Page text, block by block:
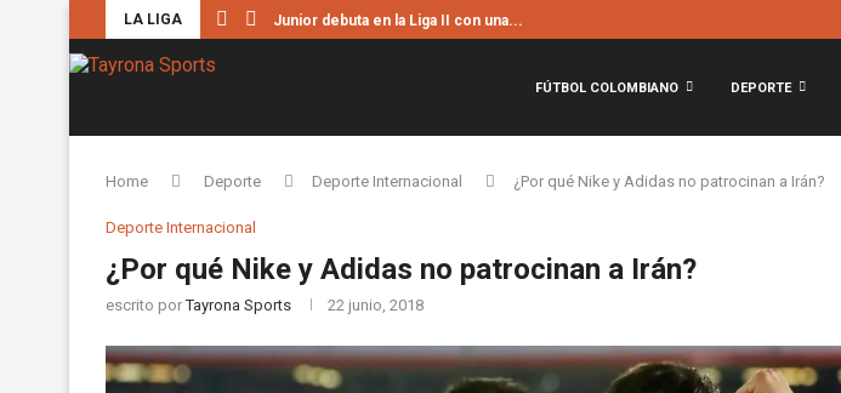
LA LIGA Junior debuta en la Liga II con una...
FÚTBOL COLOMBIANO DEPORTE
Home Deporte Deporte Internacional ¿Por qué Nike y Adidas no patrocinan a Irán?
Deporte Internacional
¿Por qué Nike y Adidas no patrocinan a Irán?
escrito porTayrona Sports 22 junio, 2018